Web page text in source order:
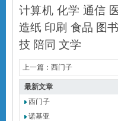
计算机 化学 通信
造纸 印刷 食品 图书
技 陪同 文学
上一篇： 西门子
最新文章
西门子
诺基亚